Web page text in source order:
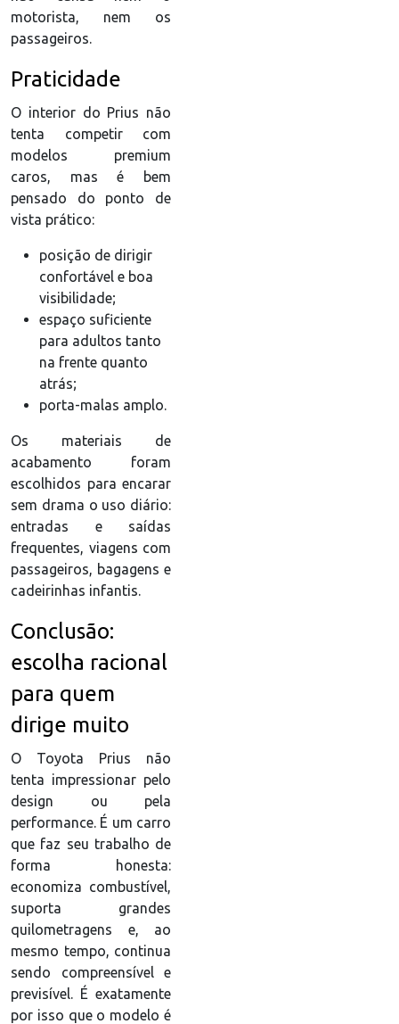
motorista, nem os
passageiros.
Praticidade
O interior do Prius não
tenta competir com
modelos premium
caros, mas é bem
pensado do ponto de
vista prático:
posição de dirigir
confortável e boa
visibilidade;
espaço suficiente
para adultos tanto
na frente quanto
atrás;
porta-malas amplo.
Os materiais de
acabamento foram
escolhidos para encarar
sem drama o uso diário:
entradas e saídas
frequentes, viagens com
passageiros, bagagens e
cadeirinhas infantis.
Conclusão:
escolha racional
para quem
dirige muito
O Toyota Prius não
tenta impressionar pelo
design ou pela
performance. É um carro
que faz seu trabalho de
forma honesta:
economiza combustível,
suporta grandes
quilometragens e, ao
mesmo tempo, continua
sendo compreensível e
previsível. É exatamente
por isso que o modelo é